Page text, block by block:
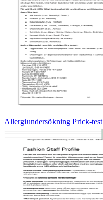
Allergiundersökning Prick-test